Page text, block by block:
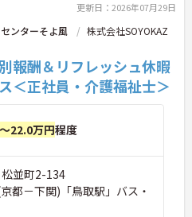
更新日：2026年07月29日
ンターそよ風
株式会社SOYOKAZ
報酬＆リフレッシュ休暇
＜正社員・介護福祉士＞
22.0万円程度
並町2-134
都－下関)「鳥取駅」バス・